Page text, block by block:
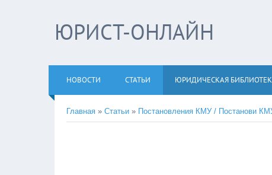
ЮРИСТ-ОНЛАЙН
НОВОСТИ СТАТЬИ ЮРИДИЧЕСКАЯ
Главная » Статьи » Постановления КМУ / Постанови